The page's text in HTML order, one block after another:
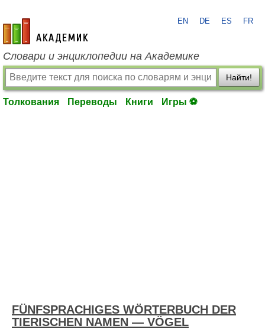
academic.ru
EN DE ES FR
Словари и энциклопедии на Академике
Найти!
Толкования Переводы Книги Игры ⚽
FÜNFSPRACHIGES WÖRTERBUCH DER
TIERISCHEN NAMEN — VÖGEL